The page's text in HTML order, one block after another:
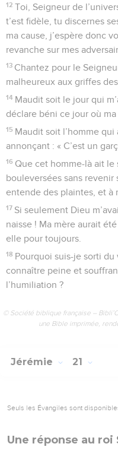
12 Toi, Seigneur de
t’est fidèle, tu discernes
ma cause, j’espère donc
revanche sur mes
13 Chantez pour le
malheureux aux griffes
14 Maudit soit le jour qui
déclare béni ce jour où ma
15 Maudit soit l’homme
annonçant : « C’est un
16 Que cet homme-là ait le
bouleversées sans revenir
entende des plaintes, et à
17 Si seulement Dieu
naisse ! Ma mère aurait
elle pour toujours.
18 Pourquoi suis-je sorti du
connaître peine et
l’humiliation ?
© Société biblique française –
une Bible imprimée,
Jérémie 21
Seuls les Évangiles sont
Une réponse au roi